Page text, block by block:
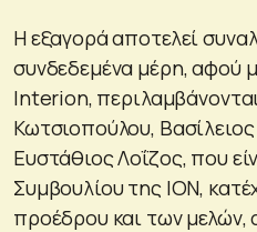
Η εξαγορά αποτελεί
συνδεδεμένα μέρη, αφού
Interion,
Κωτσιοπούλου,
Ευστάθιος Λοΐζος, που
Συμβουλίου της ΙΟΝ,
προέδρου και των μελών,